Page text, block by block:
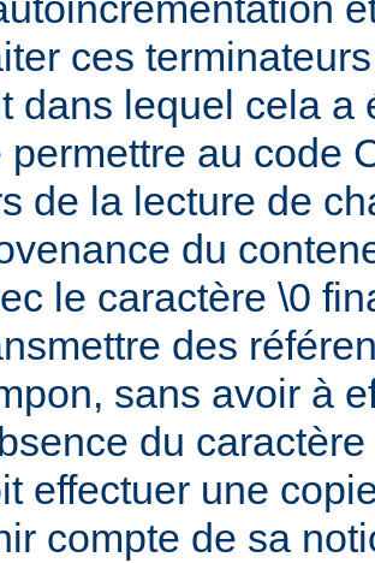
ces
dans lequel cela a
permettre au code
de la lecture de
du
le caractère \0
des
sans avoir à
du
effectuer une
compte de sa